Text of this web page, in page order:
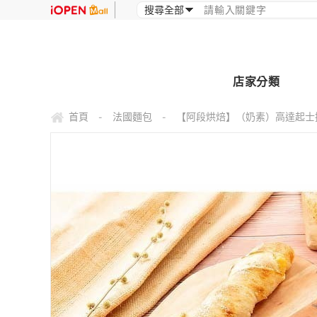
店家分類
首頁 - 法國麵包 - 【阿段烘焙】（奶素）高達起